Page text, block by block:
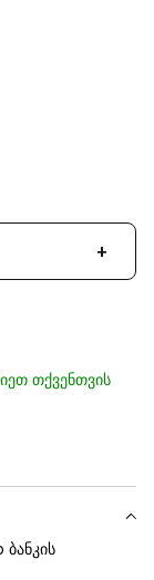
+
თქვენთვის